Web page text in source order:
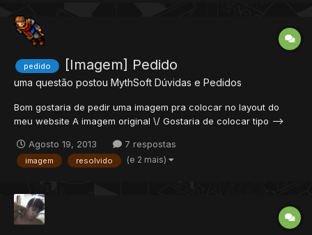
pedido [Imagem] Pedido
uma questão postou MythSoft Dúvidas e Pedidos
Bom gostaria de pedir uma imagem pra colocar no layout do
meu website A imagem original \/ Gostaria de colocar tipo -->
Agosto 19, 2013
7 respostas
imagem resolvido (e 2 mais)